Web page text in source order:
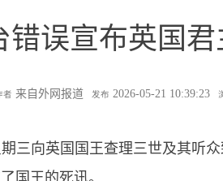
错误宣布英国
者 来自外网报道 发布 2026-05-21 10:39:23
三向英国国王查理三世及其听